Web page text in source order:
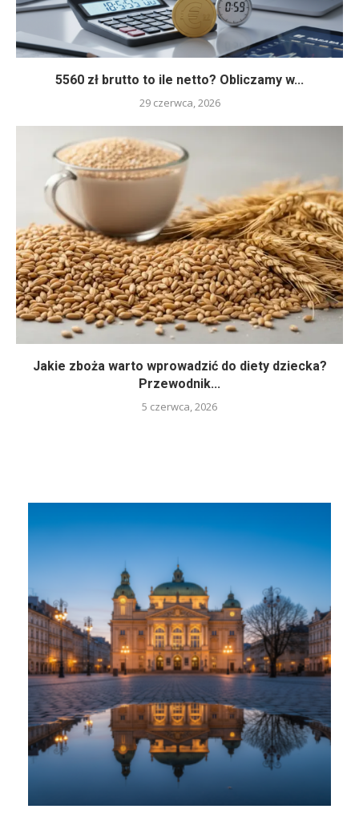
5560 zł brutto to ile netto? Obliczamy w...
29 czerwca, 2026
Jakie zboża warto wprowadzić do diety dziecka?
Przewodnik...
5 czerwca, 2026